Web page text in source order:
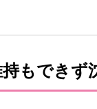
もできず